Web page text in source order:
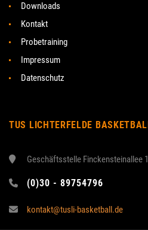
Downloads
Kontakt
Probetraining
Impressum
Datenschutz
TUS LICHTERFELDE
Geschäftsstelle Finckensteinallee
(0)30 - 89754796
kontakt@tusli-basketball.de